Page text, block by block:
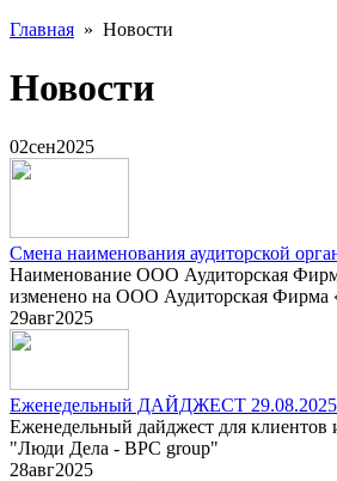
Главная » Новости
Новости
02сен2025
Смена наименования аудиторской
Наименование ООО Аудиторская
изменено на ООО Аудиторская Фирма
29авг2025
Еженедельный ДАЙДЖЕСТ 29.08.2025
Еженедельный дайджест для клиентов
"Люди Дела - BPC group"
28авг2025